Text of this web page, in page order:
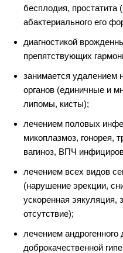
бесплодия, простатита
абактериального его
диагностикой
препятствующих
занимается удалением
органов (единичные и
липомы, кисты);
лечением половых
микоплазмоз, гонорея,
вагиноз, ВПЧ
лечением всех видов
(нарушение эрекции,
ускоренная эякуляция,
отсутствие);
лечением
доброкачественной